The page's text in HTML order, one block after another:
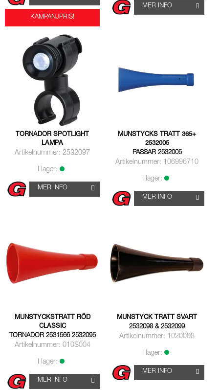
KAMPANJPRIS!
MER INFO
TORNADOR SPOTLIGHT
LAMPA
Artikelnummer: 2532097
I lager:
MER INFO
MUNSTYCKS TRATT 365+
2532005
PASSAR 2532005
Artikelnummer: 106996710
I lager:
MER INFO
MUNSTYCKSTRATT RÖD
CLASSIC
TORNADOR 2531566 2532095
Artikelnummer: 010S004
I lager:
MER INFO
MUNSTYCK TRATT SVART
2532098 & 2532099
Artikelnummer: 1020008
I lager:
MER INFO